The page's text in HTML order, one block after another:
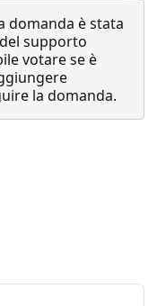
domanda è stata
supporto
votare se è
la domanda.